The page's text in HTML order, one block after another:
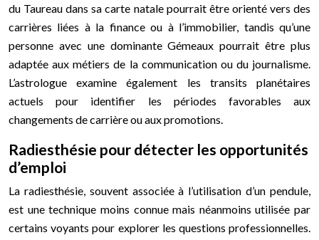
du Taureau dans sa carte natale pourrait être orienté vers des
carrières liées à la finance ou à l’immobilier, tandis qu’une
personne avec une dominante Gémeaux pourrait être plus
adaptée aux métiers de la communication ou du journalisme.
L’astrologue examine également les transits planétaires
actuels pour identifier les périodes favorables aux
changements de carrière ou aux promotions.
Radiesthésie pour détecter les opportunités
d’emploi
La radiesthésie, souvent associée à l’utilisation d’un pendule,
est une technique moins connue mais néanmoins utilisée par
certains voyants pour explorer les questions professionnelles.